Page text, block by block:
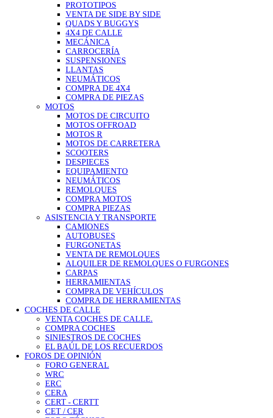
PROTOTIPOS
VENTA DE SIDE BY SIDE
QUADS Y BUGGYS
4X4 DE CALLE
MECÁNICA
CARROCERÍA
SUSPENSIONES
LLANTAS
NEUMÁTICOS
COMPRA DE 4X4
COMPRA DE PIEZAS
MOTOS
MOTOS DE CIRCUITO
MOTOS OFFROAD
MOTOS R
MOTOS DE CARRETERA
SCOOTERS
DESPIECES
EQUIPAMIENTO
NEUMÁTICOS
REMOLQUES
COMPRA MOTOS
COMPRA PIEZAS
ASISTENCIA Y TRANSPORTE
CAMIONES
AUTOBUSES
FURGONETAS
VENTA DE REMOLQUES
ALQUILER DE REMOLQUES O FURGONES
CARPAS
HERRAMIENTAS
COMPRA DE VEHÍCULOS
COMPRA DE HERRAMIENTAS
COCHES DE CALLE
VENTA COCHES DE CALLE.
COMPRA COCHES
SINIESTROS DE COCHES
EL BAÚL DE LOS RECUERDOS
FOROS DE OPINIÓN
FORO GENERAL
WRC
ERC
CERA
CERT - CERTT
CET / CER